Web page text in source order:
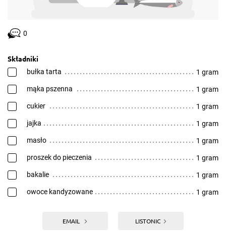
0
Składniki
bułka tarta 1 gram
mąka pszenna 1 gram
cukier 1 gram
jajka 1 gram
masło 1 gram
proszek do pieczenia 1 gram
bakalie 1 gram
owoce kandyzowane 1 gram
EMAIL LISTONIC